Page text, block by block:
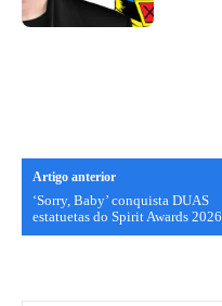
Artigo anterior
‘Sorry, Baby’ conquista DUAS
estatuetas do Spirit Awards 2026